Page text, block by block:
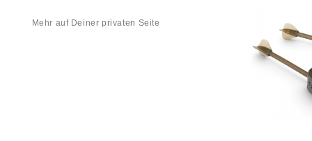
Mehr auf Deiner privaten Seite